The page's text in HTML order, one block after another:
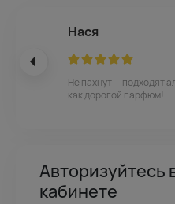
Нася
Не пахнут — подходят
как дорогой парфюм!
Авторизуйтесь
кабинете